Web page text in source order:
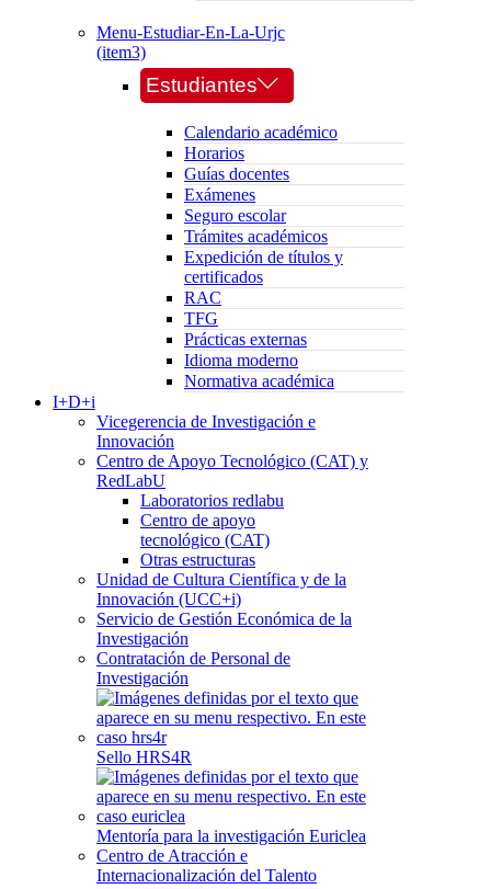
Menu-Estudiar-En-La-Urjc
(item3)
Estudiantes
Calendario académico
Horarios
Guías docentes
Exámenes
Seguro escolar
Trámites académicos
Expedición de títulos y
certificados
RAC
TFG
Prácticas externas
Idioma moderno
Normativa académica
I+D+i
Vicegerencia de Investigación e
Innovación
Centro de Apoyo Tecnológico (CAT) y
RedLabU
Laboratorios redlabu
Centro de apoyo
tecnológico (CAT)
Otras estructuras
Unidad de Cultura Científica y de la
Innovación (UCC+i)
Servicio de Gestión Económica de la
Investigación
Contratación de Personal de
Investigación
Sello HRS4R
Mentoría para la investigación Euriclea
Centro de Atracción e
Internacionalización del Talento